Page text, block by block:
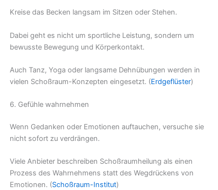
Kreise das Becken langsam im Sitzen oder Stehen.
Dabei geht es nicht um sportliche Leistung, sondern um
bewusste Bewegung und Körperkontakt.
Auch Tanz, Yoga oder langsame Dehnübungen werden in
vielen Schoßraum-Konzepten eingesetzt. (Erdgeflüster)
6. Gefühle wahrnehmen
Wenn Gedanken oder Emotionen auftauchen, versuche sie
nicht sofort zu verdrängen.
Viele Anbieter beschreiben Schoßraumheilung als einen
Prozess des Wahrnehmens statt des Wegdrückens von
Emotionen. (Schoßraum-Institut)